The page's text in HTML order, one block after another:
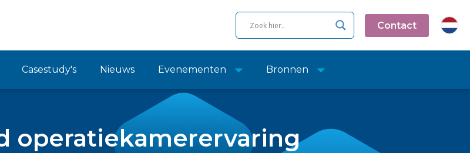
Contact
Casestudy's Nieuws Evenementen Bronnen
operatiekamerervaring